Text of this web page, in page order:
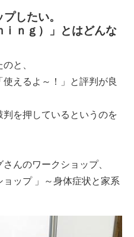
したい。
ｉｎｇ）」とはどんな
と、
えるよ～！」と評判が良
を押しているというのを
んのワークショップ、
ョップ 」～身体症状と家系